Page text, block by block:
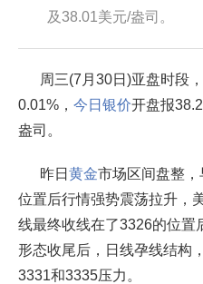
及38.01美元/盎司。
周三(7月30日)亚盘时段，
0.01%， 今日银价开盘报
盎司。
昨日 黄金市场区间盘整
位置后行情强势震荡拉升，
线最终收线在了3326的位置
形态收尾后，日线孕线结构
3331和3335压力。